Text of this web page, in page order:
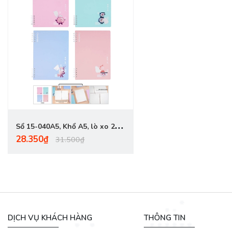
Sổ 15-040A5, Khổ A5, lò xo 2
đầu, bìa giấy bồi, dòng kẻ caro,
28.350₫ 31.500₫
DỊCH VỤ KHÁCH HÀNG THÔNG TIN